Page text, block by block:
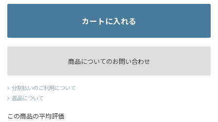
カートに入れる
商品についてのお問い合わせ
分割払いのご利用について
返品について